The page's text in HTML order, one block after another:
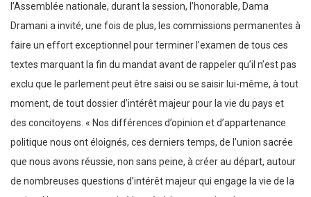
l’Assemblée nationale, durant la session, l’honorable, Dama
Dramani a invité, une fois de plus, les commissions permanentes à
faire un effort exceptionnel pour terminer l’examen de tous ces
textes marquant la fin du mandat avant de rappeler qu’il n’est pas
exclu que le parlement peut être saisi ou se saisir lui-même, à tout
moment, de tout dossier d’intérêt majeur pour la vie du pays et
des concitoyens. « Nos différences d’opinion et d’appartenance
politique nous ont éloignés, ces derniers temps, de l’union sacrée
que nous avons réussie, non sans peine, à créer au départ, autour
de nombreuses questions d’intérêt majeur qui engage la vie de la